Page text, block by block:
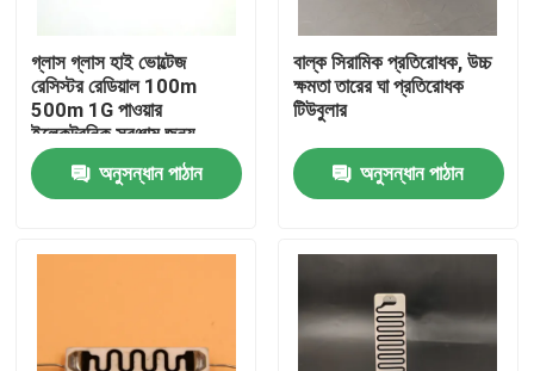
ভিডিও
গ্লাস গ্লাস হাই ভোল্টেজ
রেসিস্টর রেডিয়াল 100m
500m 1G পাওয়ার
ইলেকট্রনিক সরঞ্জাম জন্য
অনুসন্ধান পাঠান
বাল্ক সিরামিক প্রতিরোধক, উচ্চ
ক্ষমতা তারের ঘা প্রতিরোধক
টিউবুলার
অনুসন্ধান পাঠান